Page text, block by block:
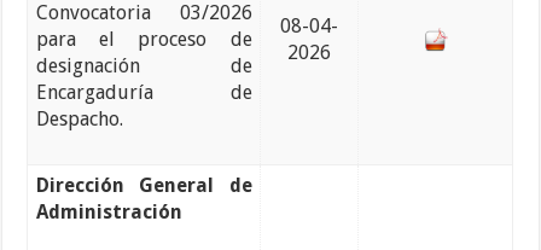
Convocatoria 03/2026
para el proceso de
designación de
Encargaduría de
Despacho.
08-04-
2026
Dirección General de
Administración